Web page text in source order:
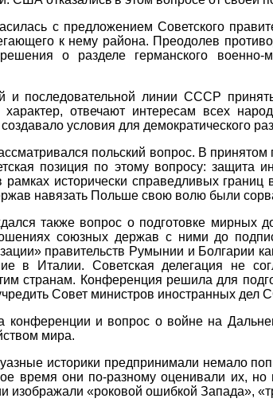
с предложением Советского
к нему района. Преодолев
о разделе германского
и последовательной линии СССР
характер, отвечают интересам всех
условия для демократического
польский вопрос. В
позиция по этому вопросу: защита
исторически справедливых границ
навязать Польше свою волю были
также вопрос о подготовке мирных
союзных держав с ними до
правительств Румынии и Болгарии
в Италии. Советская делегация не
странам. Конференция решила для
Совет министров иностранных
конференции и вопрос о войне на
мира.
историки предпринимали немало
время они по-разному оценивали их,
изображали «роковой ошибкой Запада»,